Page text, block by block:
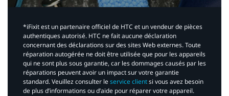
*iFixit est un partenaire officiel de HTC et un vendeur de pièces
authentiques autorisé. HTC ne fait aucune déclaration
concernant des déclarations sur des sites Web externes. Toute
réparation autogérée ne doit être utilisée que pour les appareils
qui ne sont plus sous garantie, car les dommages causés par les
réparations peuvent avoir un impact sur votre garantie
standard. Veuillez consulter leservice clientsi vous avez besoin
de plus d’informations ou d’aide pour réparer votre appareil.​